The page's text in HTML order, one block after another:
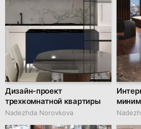
Дизайн-проект
трехкомнатной квартиры
Nadezhda Norovkova